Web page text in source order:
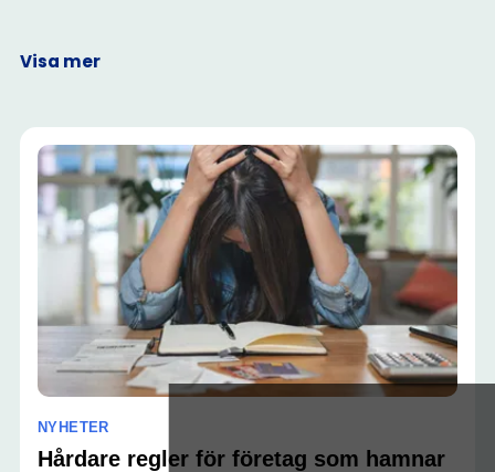
Visa mer
NYHETER
Hårdare regler för företag som hamnar